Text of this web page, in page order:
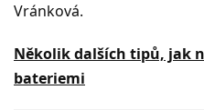
Vránková.
Několik dalších tipů, jak
bateriemi